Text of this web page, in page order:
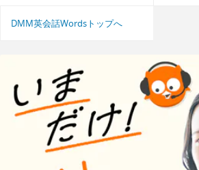
DMM英会話Wordsトップへ